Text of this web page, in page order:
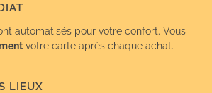
automatisés pour votre confort. Vous
votre carte après chaque achat.
LIEUX